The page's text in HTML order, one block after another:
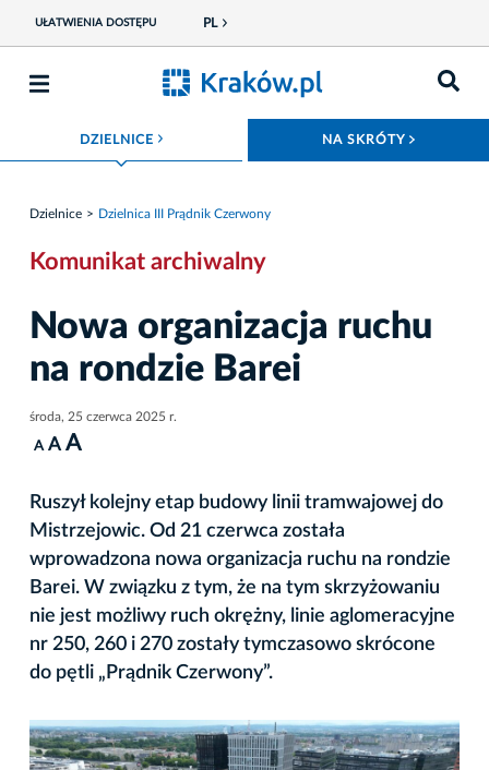
UŁATWIENIA DOSTĘPU PL
DZIELNICE ROZWIŃ MENU NA SKRÓTY
Dzielnice Dzielnica III Prądnik Czerwony
Komunikat archiwalny
Nowa organizacja ruchu
na rondzie Barei
środa, 25 czerwca 2025 r.
A A A
Ruszył kolejny etap budowy linii tramwajowej do
Mistrzejowic. Od 21 czerwca została
wprowadzona nowa organizacja ruchu na rondzie
Barei. W związku z tym, że na tym skrzyżowaniu
nie jest możliwy ruch okrężny, linie aglomeracyjne
nr 250, 260 i 270 zostały tymczasowo skrócone
do pętli „Prądnik Czerwony”.